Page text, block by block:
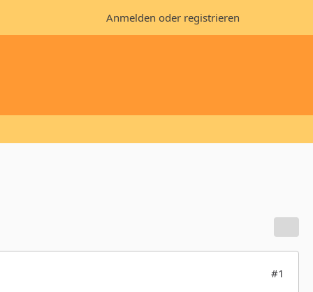
Anmelden oder registrieren
#1